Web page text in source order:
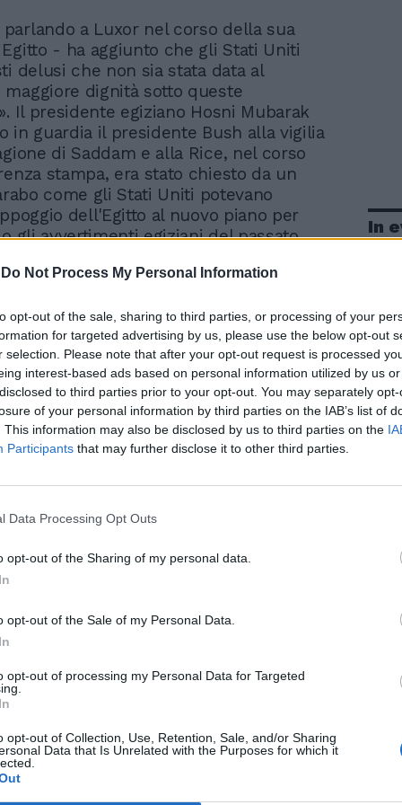
Do Not Process My Personal Information
opt-out of the sale, sharing to third parties, or processing of your
for targeted advertising by us, please use the below opt-out
selection. Please note that after your opt-out request is processed
interest-based ads based on personal information utilized by us
to third parties prior to your opt-out. You may separately
of your personal information by third parties on the IAB’s list of
This information may also be disclosed by us to third parties on the
Participants that may further disclose it to other third parties.
Data Processing Opt Outs
opt-out of the Sharing of my personal data.
opt-out of the Sale of my Personal Data.
opt-out of processing my Personal Data for Targeted
opt-out of Collection, Use, Retention, Sale, and/or Sharing
Data that Is Unrelated with the Purposes for which it
parlando a Luxor nel corso della sua
- ha aggiunto che gli Stati Uniti
delusi che non sia stata data al
maggiore dignità sotto queste
Il presidente egiziano Hosni Mubarak
in guardia il presidente Bush alla vigilia
di Saddam e alla Rice, nel corso
stampa, era stato chiesto da un
come gli Stati Uniti potevano
dell'Egitto al nuovo piano per
gli avvertimenti egiziani del passato
Stato ha voluto rammentare che «dopo
accaduto. Ma non sarebbe
e io penso che non deponga bene
iracheno che invece sia successo».
il presidente americano George W. Bush
di aver visto solo parte del video
di Saddam circolato su Internet
voleva vedere l'ex dittatore che cadeva
da parte delle autorità irachene. «È
che l'Iraq abbia chiuso pagina. Ma
George Casey ha annunciato
dei primi rinforzi nell'ambito della
«I primi elementi del primo gruppo
ha detto Casey Casey che non ha
numero dei rinforzi. E il presidnete ha
un libro sulla rivolta in Algeria degli
da Henry Kissinger.
In
Trump, Meloni e la strategia